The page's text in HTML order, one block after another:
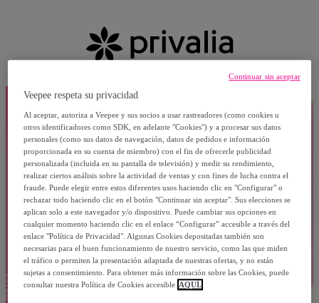
Veepee respeta su privacidad
Al aceptar, autoriza a Veepee y sus socios a usar rastreadores (como cookies u
otros identificadores como SDK, en adelante "Cookies") y a procesar sus datos
personales (como sus datos de navegación, datos de pedidos e información
proporcionada en su cuenta de miembro) con el fin de ofrecerle publicidad
personalizada (incluida en su pantalla de televisión) y medir su rendimiento,
realizar ciertos análisis sobre la actividad de ventas y con fines de lucha contra el
fraude. Puede elegir entre estos diferentes usos haciendo clic en "Configurar" o
rechazar todo haciendo clic en el botón "Continuar sin aceptar". Sus elecciones se
aplican solo a este navegador y/o dispositivo. Puede cambiar sus opciones en
cualquier momento haciendo clic en el enlace “Configurar” accesible a través del
enlace "Política de Privacidad". Algunas Cookies depositadas también son
necesarias para el buen funcionamiento de nuestro servicio, como las que miden
el tráfico o permiten la presentación adaptada de nuestras ofertas, y no están
sujetas a consentimiento. Para obtener más información sobre las Cookies, puede
consultar nuestra Política de Cookies accesible AQUÍ.
Continuar sin aceptar